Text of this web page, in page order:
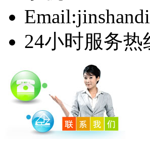
24小时服务热